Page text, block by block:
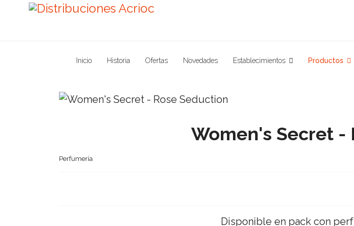
Inicio Historia Ofertas Novedades Establecimientos Productos
Women's Secret -
Perfumería
Disponible en pack con